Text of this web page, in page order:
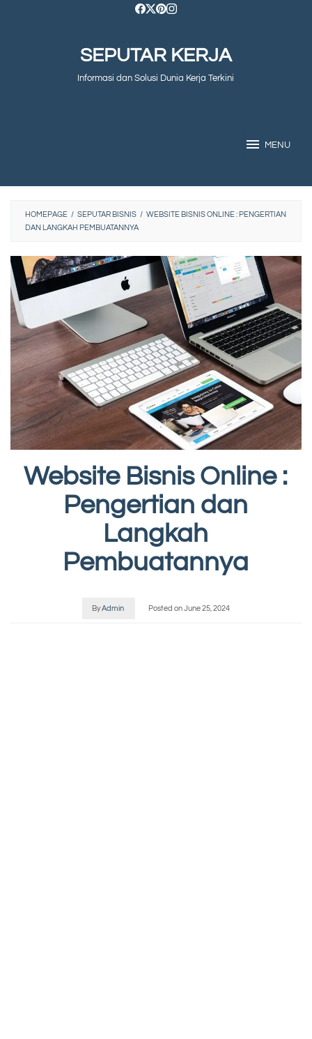
SEPUTAR KERJA
Informasi dan Solusi Dunia Kerja Terkini
MENU
HOMEPAGE / SEPUTAR BISNIS / WEBSITE BISNIS ONLINE : PENGERTIAN
DAN LANGKAH PEMBUATANNYA
Website Bisnis Online :
Pengertian dan
Langkah
Pembuatannya
ByAdmin Posted onJune 25, 2024